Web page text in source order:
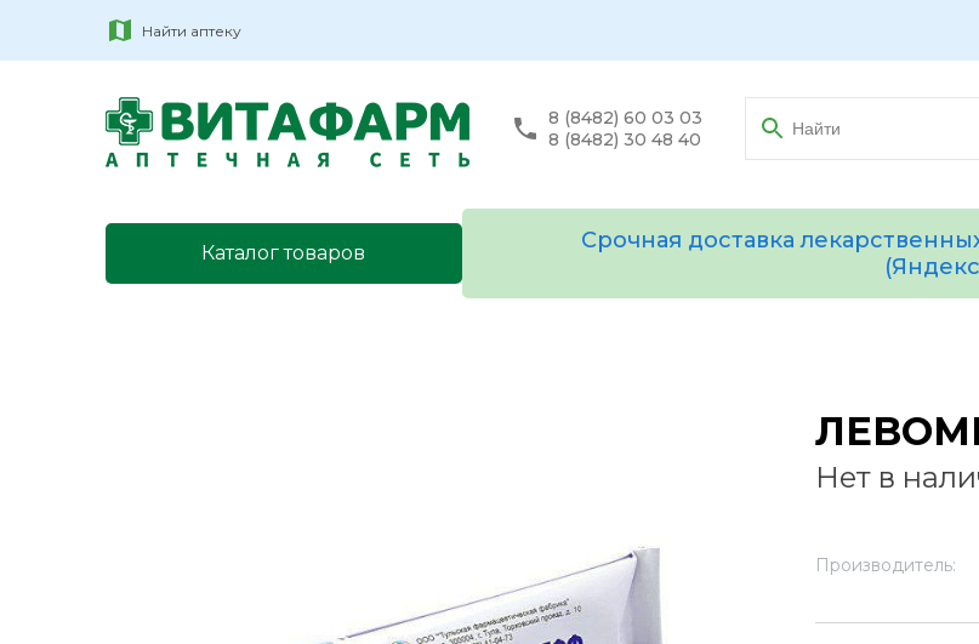
Найти аптеку
8 (8482) 60 03 03
8 (8482) 30 48 40
Каталог товаров
Срочная доставка
Нет в
Производитель: